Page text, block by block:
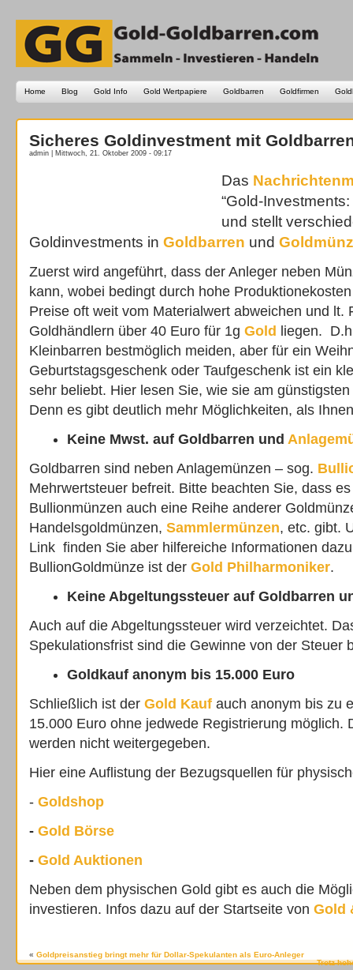
Home Blog Gold Info Gold Wertpapiere Goldbarren Goldfirmen
Sicheres Goldinvestment mit
admin | Mittwoch, 21. Oktober 2009 - 09:17
Das
“Gold-
und stellt
Goldinvestments in Goldbarren und
Zuerst wird angeführt, dass der Anleger neben
kann, wobei bedingt durch hohe
Preise oft weit vom Materialwert abweichen und lt.
Goldhändlern über 40 Euro für 1g Gold
liegen.
Kleinbarren bestmöglich meiden, aber für ein
Geburtstagsgeschenk oder Taufgeschenk ist ein
sehr beliebt. Hier lesen Sie, wie sie am günstigsten
Denn es gibt deutlich mehr Möglichkeiten, als
Keine Mwst. auf Goldbarren und
Goldbarren sind neben Anlagemünzen – sog.
Mehrwertsteuer befreit. Bitte beachten Sie, dass
Bullionmünzen auch eine Reihe anderer
Handelsgoldmünzen, Sammlermünzen, etc. gibt.
Link finden Sie aber hilfereiche Informationen
BullionGoldmünze ist der Gold Philharmoniker.
Keine Abgeltungssteuer auf Goldbarren
Auch auf die Abgeltungssteuer wird verzeichtet.
Spekulationsfrist sind die Gewinne von der Steuer
Goldkauf anonym bis 15.000 Euro
Schließlich ist der Gold Kauf auch anonym bis zu
15.000 Euro ohne jedwede Registrierung möglich.
werden nicht weitergegeben.
Hier eine Auflistung der Bezugsquellen für
- Goldshop
- Gold Börse
- Gold Auktionen
Neben dem physischen Gold gibt es auch die
investieren. Infos dazu auf der Startseite von Gold
« Goldpreisanstieg bringt mehr für Dollar-Spekulanten als Euro-Anleger
Trotz